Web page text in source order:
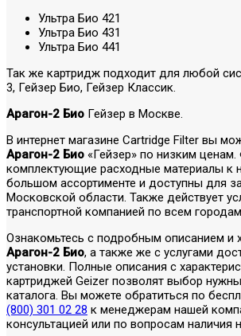
Ультра Био 421
Ультра Био 431
Ультра Био 441
Так же картридж подходит для любой
3, Гейзер Био, Гейзер Классик.
Арагон-2 Био Гейзер в Москве.
В интернет магазине Cartridge Filter вы
Арагон-2 Био «Гейзер» по низким
комплектующие расходные материалы к
большом ассортименте и доступны для
Московской области. Также действует
транспортной компанией по всем
Ознакомьтесь с подробным описанием и
Арагон-2 Био, а также же с услугами
установки. Полные описания с
картриджей Geizer позволят выбор
каталога. Вы можете обратиться по
(800) 301 02 28 к менеджерам нашей
консультацией или по вопросам наличия